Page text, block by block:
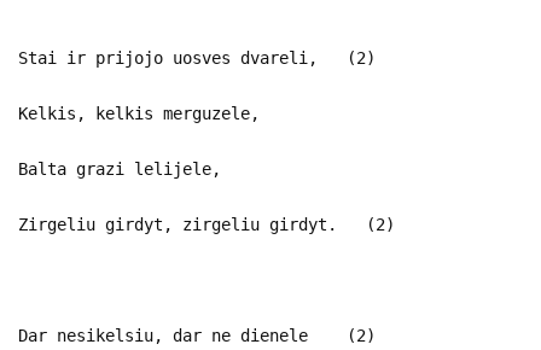
Stai ir prijojo uosves dvareli, (2)
Kelkis, kelkis merguzele,
Balta grazi lelijele,
Zirgeliu girdyt, zirgeliu girdyt. (2)
Dar nesikelsiu, dar ne dienele (2)